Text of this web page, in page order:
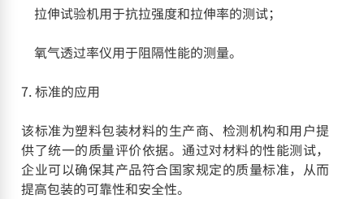
拉伸试验机用于抗拉强度和拉伸率的测试；
氧气透过率仪用于阻隔性能的测量。
7. 标准的应用
该标准为塑料包装材料的生产商、检测机构和用户提
供了统一的质量评价依据。通过对材料的性能测试，
企业可以确保其产品符合国家规定的质量标准，从而
提高包装的可靠性和安全性。